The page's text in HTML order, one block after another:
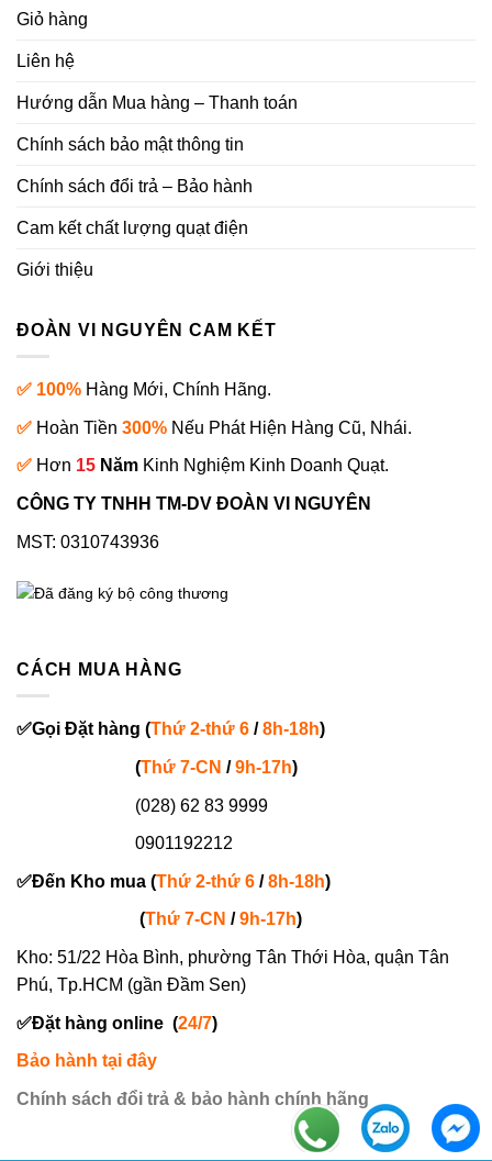
Giỏ hàng
Liên hệ
Hướng dẫn Mua hàng – Thanh toán
Chính sách bảo mật thông tin
Chính sách đổi trả – Bảo hành
Cam kết chất lượng quạt điện
Giới thiệu
ĐOÀN VI NGUYÊN CAM KẾT
✅ 100% Hàng Mới, Chính Hãng.
✅ Hoàn Tiền 300% Nếu Phát Hiện Hàng Cũ, Nhái.
✅ Hơn 15 Năm Kinh Nghiệm Kinh Doanh Quạt.
CÔNG TY TNHH TM-DV ĐOÀN VI NGUYÊN
MST: 0310743936
CÁCH MUA HÀNG
✅Gọi Đặt hàng (Thứ 2-thứ 6 /8h-18h)
(Thứ 7-CN /9h-17h)
(028) 62 83 9999
0901192212
✅Đến Kho mua (Thứ 2-thứ 6 /8h-18h)
(Thứ 7-CN /9h-17h)
Kho: 51/22 Hòa Bình, phường Tân Thới Hòa, quận Tân
Phú, Tp.HCM (gần Đầm Sen)
✅Đặt hàng online (24/7)
Bảo hành tại đây
Chính sách đổi trả & bảo hành chính hãng